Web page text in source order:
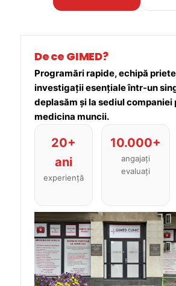
De ce GIMED?
Programări rapide, echipă
investigații esențiale într-un
deplasăm și la sediul companiei
medicina muncii.
20+
ani
experiență
10.000+
angajați
evaluați